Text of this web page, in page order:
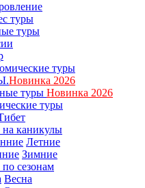
туры
туры
туры
Новинка 2026
туры Новинка 2026
туры
каникулы
Летние
Зимние
сезонам
Весна